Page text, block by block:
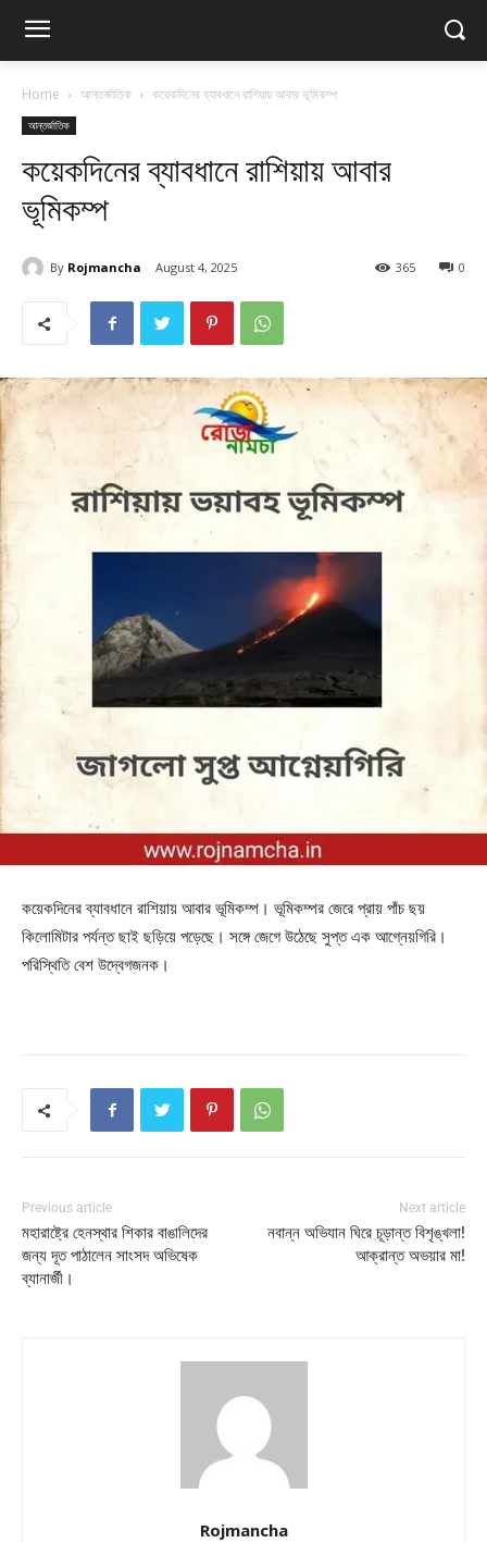
Home আন্তর্জাতিক কয়েকদিনের ব্যাবধানে রাশিয়ায় আবার ভূমিকম্প
আন্তর্জাতিক
কয়েকদিনের ব্যাবধানে রাশিয়ায় আবার
ভূমিকম্প
By Rojmancha August 4, 2025 0
365
কয়েকদিনের ব্যাবধানে রাশিয়ায় আবার ভূমিকম্প। ভূমিকম্পর জেরে প্রায় পাঁচ ছয়
কিলোমিটার পর্যন্ত ছাই ছড়িয়ে পড়েছে। সঙ্গে জেগে উঠেছে সুপ্ত এক আগ্নেয়গিরি।
পরিস্থিতি বেশ উদ্বেগজনক।
Previous article
মহারাষ্ট্রে হেনস্থার শিকার বাঙালিদের
জন্য দূত পাঠালেন সাংসদ অভিষেক
ব্যানার্জী।
Next article
নবান্ন অভিযান ঘিরে চূড়ান্ত বিশৃঙ্খলা!
আক্রান্ত অভয়ার মা!
Rojmancha